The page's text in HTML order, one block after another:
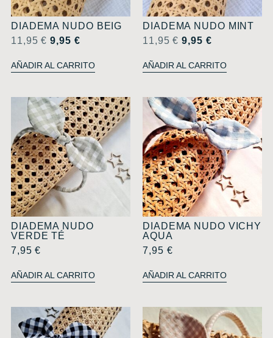
DIADEMA NUDO BEIG
11,95€ 9,95 €
AÑADIR AL CARRITO
DIADEMA NUDO MINT
11,95€ 9,95 €
AÑADIR AL CARRITO
DIADEMA NUDO
VERDE TÉ
7,95€
AÑADIR AL CARRITO
DIADEMA NUDO VICHY
AQUA
7,95 €
AÑADIR AL CARRITO